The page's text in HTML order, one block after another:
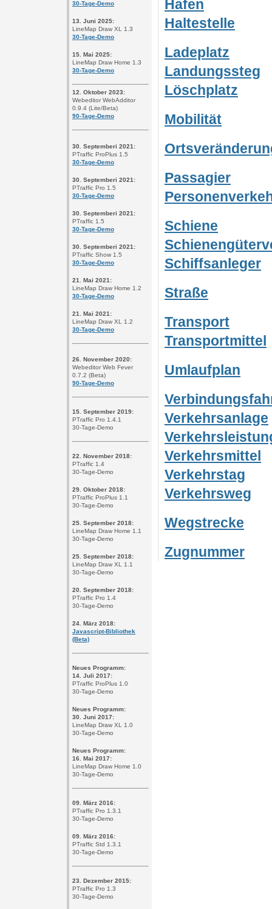
30-Tage-Demo
13. Juni 2025:
LineMap Draw XL 1.3
30-Tage-Demo
15. Mai 2025:
LineMap Draw Home 1.3
30-Tage-Demo
12. Oktober 2023:
Webeditor WebAdditor
0.9.4 (Lite/Beta)
90-Tage-Demo
30. Septemberi 2021:
PTraffic ProPlus 1.5
30-Tage-Demo
30. Septemberi 2021:
PTraffic Pro 1.5
30-Tage-Demo
30. Septemberi 2021:
PTraffic 1.5
30-Tage-Demo
30. Septemberi 2021:
PTraffic Show 1.5
30-Tage-Demo
21. Mai 2021:
LineMap Draw Home 1.2
30-Tage-Demo
21. Mai 2021:
LineMap Draw XL 1.2
30-Tage-Demo
26. November 2020:
Webeditor Web Fever
0.7.2 (Beta)
90-Tage-Demo
15. September 2019:
PTraffic Pro 1.4.1
30-Tage-Demo
22. November 2018:
PTraffic 1.4
30-Tage-Demo
29. Oktober 2018:
PTraffic ProPlus 1.1
30-Tage-Demo
25. September 2018:
LineMap Draw Home 1.1
30-Tage-Demo
25. September 2018:
LineMap Draw XL 1.1
30-Tage-Demo
20. September 2018:
PTraffic Pro 1.4
30-Tage-Demo
24. März 2018:
Javascript-Bibliothek
(Beta)
Neues Programm:
14. Juli 2017:
PTraffic ProPlus 1.0
30-Tage-Demo
Neues Programm:
30. Juni 2017:
LineMap Draw XL 1.0
30-Tage-Demo
Neues Programm:
16. Mai 2017:
LineMap Draw Home 1.0
30-Tage-Demo
09. März 2016:
PTraffic Pro 1.3.1
30-Tage-Demo
09. März 2016:
PTraffic Std 1.3.1
30-Tage-Demo
23. Dezember 2015:
PTraffic Pro 1.3
30-Tage-Demo
Hafen
Haltestelle
Ladeplatz
Landungssteg
Löschplatz
Mobilität
Passagier
Schiene
Schiffsanleger
Straße
Transport
Transportmittel
Umlaufplan
Verkehrsanlage
Verkehrsmittel
Verkehrstag
Verkehrsweg
Wegstrecke
Zugnummer